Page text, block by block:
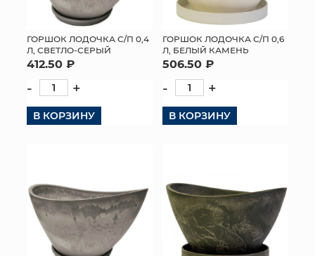
ГОРШОК ЛОДОЧКА С/П 0,4
Л, СВЕТЛО-СЕРЫЙ
412.50 ₽
- +
В КОРЗИНУ
ГОРШОК ЛОДОЧКА С/П 0,6
Л, БЕЛЫЙ КАМЕНЬ
506.50 ₽
- +
В КОРЗИНУ